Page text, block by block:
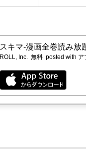
スキマ-漫画全巻読み放
ROLL, Inc. 無料 posted with ア